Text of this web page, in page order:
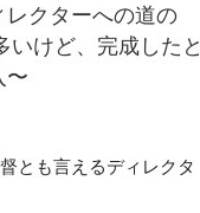
クターへの道の
いけど、完成したと
〜
とも言えるディレクタ